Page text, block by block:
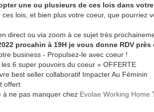
une ou plusieurs de ces lois dans
lois, et bien plus votre coeur, que pourriez
direct ou via zoom à ce sujet très
procahin à 19H je vous donne RDV
business - Propulsez-le avec coeur !
6 super pouvoirs du coeur » OFFERTE
best seller collaboratif Impacter Au Féminin
offert
à ne pas manquer chez Evolae Working Home